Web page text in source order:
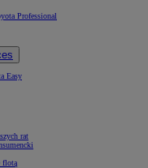
Professional
Easy
rat
flotą